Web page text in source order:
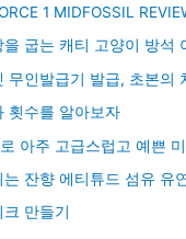
1 MIDFOSSIL
굽는 캐티 고양이 방석
무인발급기 발급, 초본의
횟수를 알아보자
아주 고급스럽고 예쁜
잔향 에티튜드 섬유 유
만들기